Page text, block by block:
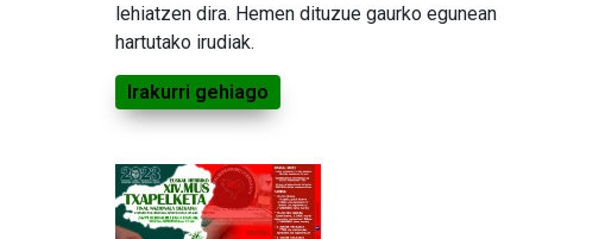
lehiatzen dira. Hemen dituzue gaurko egunean
hartutako irudiak.
Irakurri gehiago